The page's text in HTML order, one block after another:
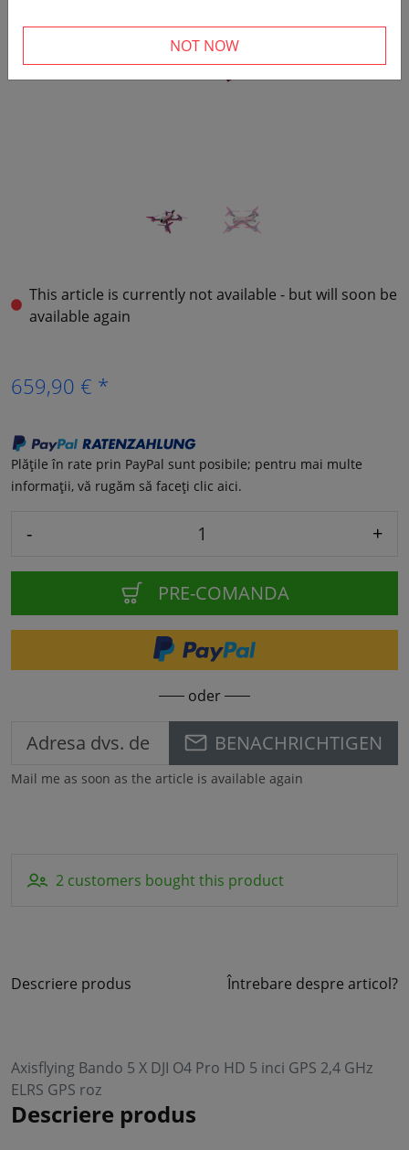
This article is currently not available - but will soon be
available again
659,90 € *
Plățile în rate prin PayPal sunt posibile; pentru mai multe
informații, vă rugăm să faceți clic aici.
- +
PRE-COMANDA
oder
BENACHRICHTIGEN
Mail me as soon as the article is available again
2 customers bought this product
Descriere produs Întrebare despre articol?
Axisflying Bando 5 X DJI O4 Pro HD 5 inci GPS 2,4 GHz
ELRS GPS roz
Descriere produs
NOT NOW